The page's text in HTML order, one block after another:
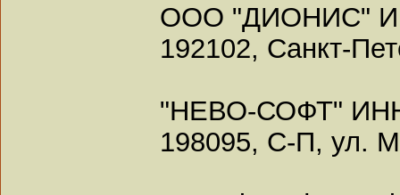
ООО "ДИОНИС"
192102, Санкт-
"НЕВО-СОФТ" ИНН
198095, С-П, ул.